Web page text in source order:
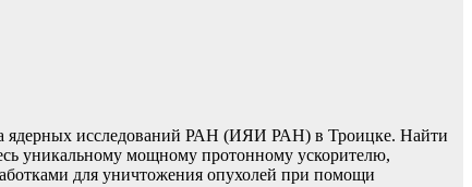
ядерных исследований РАН (ИЯИ РАН) в Троицке. Найти
уникальному мощному протонному ускорителю,
для уничтожения опухолей при помощи